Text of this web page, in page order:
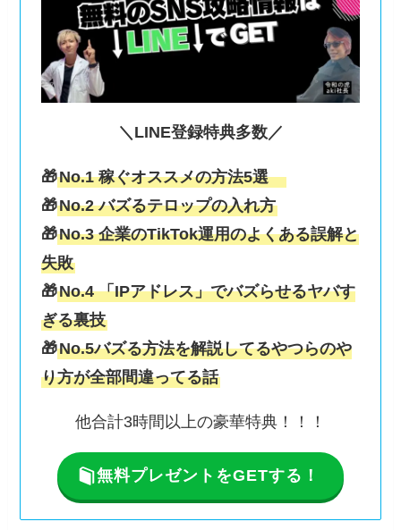
＼LINE登録特典多数／
🎁No.1 稼ぐオススメの方法5選
🎁No.2 バズるテロップの入れ方
🎁No.3 企業のTikTok運用のよくある誤解と
失敗
🎁No.4 「IPアドレス」でバズらせるヤバす
ぎる裏技
🎁No.5バズる方法を解説してるやつらのや
り方が全部間違ってる話
他合計3時間以上の豪華特典！！！
無料プレゼントをGETする！